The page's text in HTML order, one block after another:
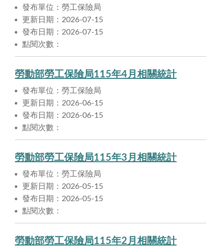
發布單位：勞工保險局
更新日期：2026-07-15
發布日期：2026-07-15
點閱次數：
勞動部勞工保險局115年4月相關統計
發布單位：勞工保險局
更新日期：2026-06-15
發布日期：2026-06-15
點閱次數：
勞動部勞工保險局115年3月相關統計
發布單位：勞工保險局
更新日期：2026-05-15
發布日期：2026-05-15
點閱次數：
勞動部勞工保險局115年2月相關統計